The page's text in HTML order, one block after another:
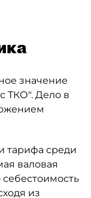
значение
ТКО". Дело в
тарифа среди
валовая
из